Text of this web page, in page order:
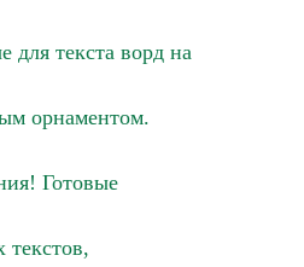
для текста ворд на
орнаментом.
Готовые
текстов,